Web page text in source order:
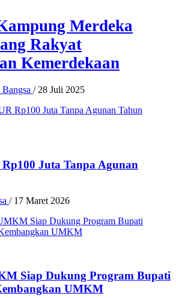
Merdeka
Rakyat
Kemerdekaan
/ 28 Juli 2025
Juta Tanpa Agunan
/ 17 Maret 2026
Siap Dukung Program Bupati
UMKM